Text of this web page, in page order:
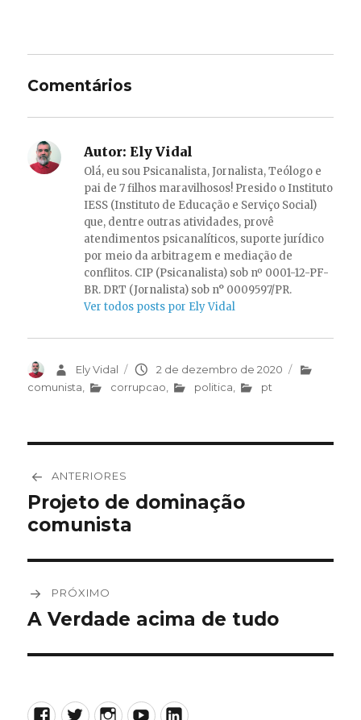
Comentários
Autor: Ely Vidal
Olá, eu sou Psicanalista, Jornalista, Teólogo e
pai de 7 filhos maravilhosos! Presido o Instituto
IESS (Instituto de Educação e Serviço Social)
que, dentre outras atividades, provê
atendimentos psicanalíticos, suporte jurídico
por meio da arbitragem e mediação de
conflitos. CIP (Psicanalista) sob nº 0001-12-PF-
BR. DRT (Jornalista) sob n° 0009597/PR.
Ver todos posts por Ely Vidal
AutorEly Vidal
Publicado
em
2 de dezembro de 2020
Categorias
comunista
corrupcao politica pt
de
Post
ANTERIORES
Post
anterior:
Projeto de dominação
comunista
PRÓXIMO
Próximo
A Verdade acima de tudo
Facebook
TwitterInstagram
YouTubeLinkedIn